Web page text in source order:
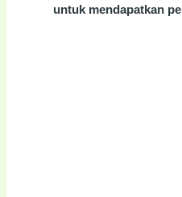
untuk mendapatkan